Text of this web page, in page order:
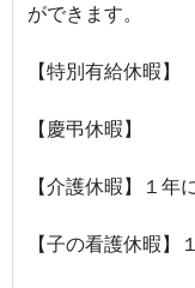
ができます。
【特別有給休暇】
【慶弔休暇】
【介護休暇】１年
【子の看護休暇】